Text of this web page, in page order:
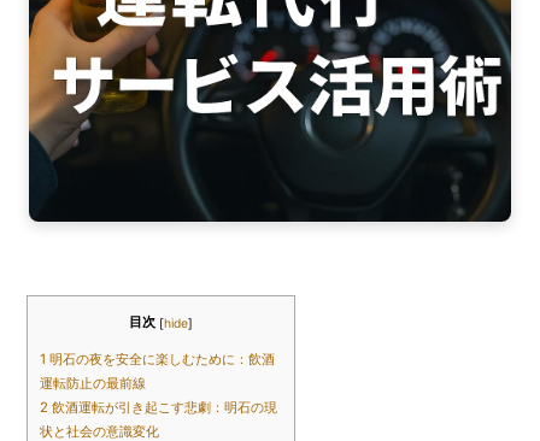
目次 [hide]
1 明石の夜を安全に楽しむために：飲酒
運転防止の最前線
2 飲酒運転が引き起こす悲劇：明石の現
状と社会の意識変化